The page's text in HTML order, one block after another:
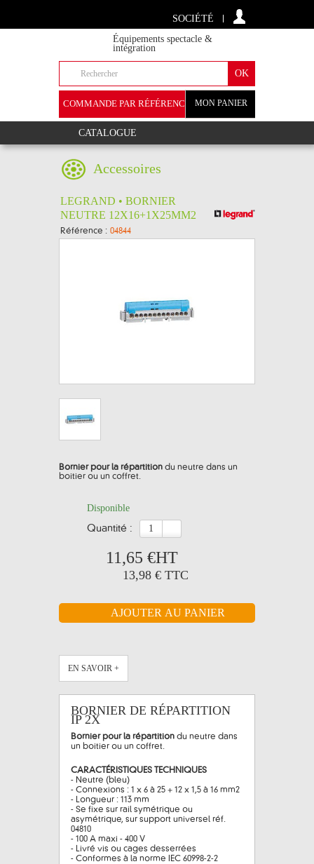
SOCIÉTÉ
Équipements spectacle &
intégration
MON PANIER
COMMANDE PAR RÉFÉRENCE
CATALOGUE
Accessoires
LEGRAND • BORNIER
NEUTRE 12X16+1X25MM2
Référence : 04844
Bornier pour la répartition du neutre dans un
boitier ou un coffret.
Disponible
quantité :
11,65 €HT
13,98 € TTC
EN SAVOIR +
BORNIER DE RÉPARTITION
IP 2X
Bornier pour la répartition du neutre dans
un boitier ou un coffret.
CARACTÉRISTIQUES TECHNIQUES
- Neutre (bleu)
- Connexions : 1 x 6 à 25 + 12 x 1,5 à 16 mm2
- Longueur : 113 mm
- Se fixe sur rail symétrique ou
asymétrique, sur support universel réf.
04810
- 100 A maxi - 400 V
- Livré vis ou cages desserrées
- Conformes à la norme IEC 60998-2-2